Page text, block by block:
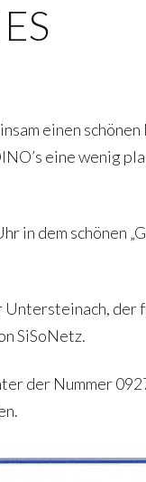
einen
eine wenig
in dem schönen
Untersteinach,
SiSoNetz.
der Nummer